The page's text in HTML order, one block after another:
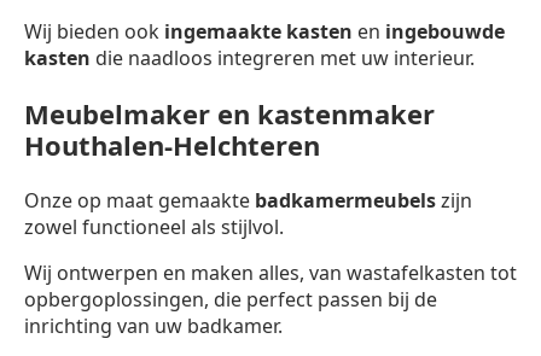
Wij bieden ook ingemaakte kasten en ingebouwde
kasten die naadloos integreren met uw interieur.
Meubelmaker en kastenmaker
Houthalen-Helchteren
Onze op maat gemaakte badkamermeubelszijn
zowel functioneel als stijlvol.
Wij ontwerpen en maken alles, van wastafelkasten tot
opbergoplossingen, die perfect passen bij de
inrichting van uw badkamer.